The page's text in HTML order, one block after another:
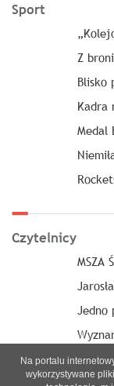
Sport
Z
Blisko
Kadra
Medal
Czytelnicy
MSZA
Jedno
Na portalu
wykorzystywane